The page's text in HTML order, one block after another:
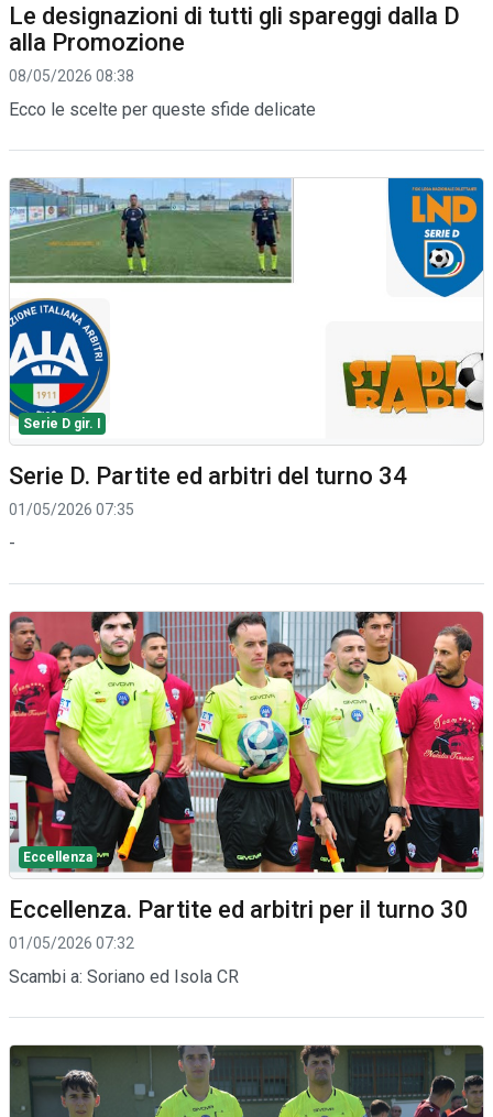
Le designazioni di tutti gli spareggi dalla D
alla Promozione
08/05/2026 08:38
Ecco le scelte per queste sfide delicate
Serie D gir. I
Serie D. Partite ed arbitri del turno 34
01/05/2026 07:35
-
Eccellenza
Eccellenza. Partite ed arbitri per il turno 30
01/05/2026 07:32
Scambi a: Soriano ed Isola CR